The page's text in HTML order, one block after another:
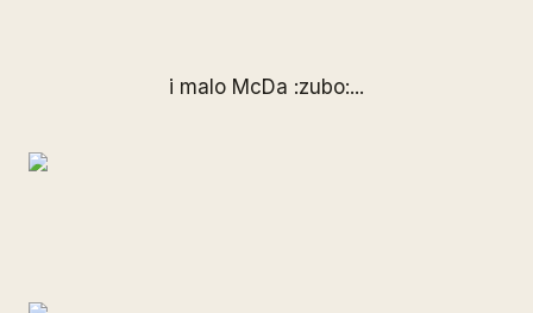
i malo McDa :zubo:...